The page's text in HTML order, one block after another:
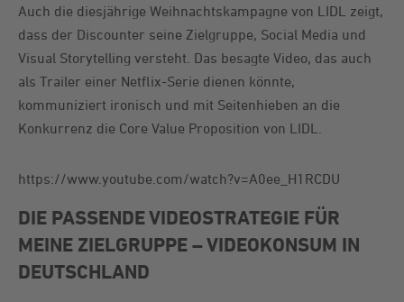
Auch die diesjährige Weihnachtskampagne von LIDL zeigt,
dass der Discounter seine Zielgruppe, Social Media und
Visual Storytelling versteht. Das besagte Video, das auch
als Trailer einer Netflix-Serie dienen könnte,
kommuniziert ironisch und mit Seitenhieben an die
Konkurrenz die Core Value Proposition von LIDL.
https://www.youtube.com/watch?v=A0ee_H1RCDU
DIE PASSENDE VIDEOSTRATEGIE FÜR
MEINE ZIELGRUPPE – VIDEOKONSUM IN
DEUTSCHLAND